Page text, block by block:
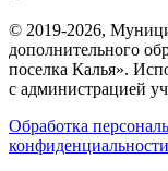
© 2019-2026,
дополнительного
поселка Калья».
с администрацией
Обработка
конфиденциальности